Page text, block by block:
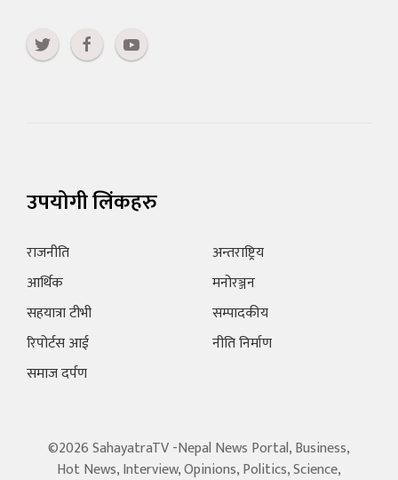
उपयोगी लिंकहरु
राजनीति
आर्थिक
सहयात्रा टीभी
रिपोर्टस आई
समाज दर्पण
अन्तराष्ट्रिय
मनोरञ्जन
सम्पादकीय
नीति निर्माण
©2026 SahayatraTV -Nepal News Portal, Business,
Hot News, Interview, Opinions, Politics, Science,